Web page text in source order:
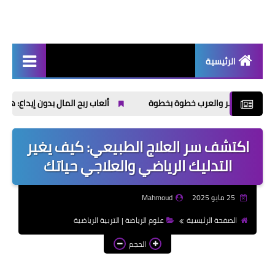
الرئيسية
Radio
موضوعات تعبير | Essay
Topics
الذكاء الاصطناعي | Artificial
Intelligence
خطوة بخطوة ألعاب ربح المال بدون إيداع: هل تدفع فعلًا أم
اكتشف سر العلاج الطبيعي: كيف يغير
التدليك الرياضي والعلاجي حياتك
Mahmoud
الصفحة الرئيسية
علوم الرياضة | التربية الرياضية
الحجم